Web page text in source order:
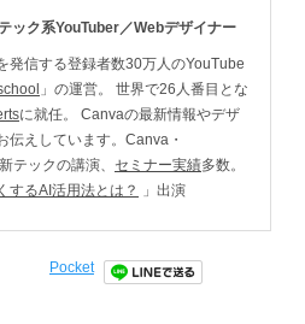
ック系YouTuber／Webデザイナー
発信する登録者数30万人のYouTube
」の運営。 世界で26人番目とな
に就任。 Canvaの最新情報やデザ
伝えしています。Canva・
テックの講演、 セミナー実績多数。
するAI活用法とは？ 」出演
Pocket